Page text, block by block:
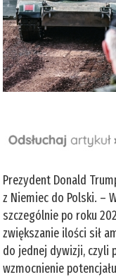
Prezydent Donald
z Niemiec do Polski. –
szczególnie po roku
zwiększanie ilości sił
do jednej dywizji, czyli
wzmocnienie